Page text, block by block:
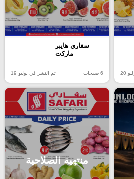
20
سفاري هايبر
ماركت
6 صفحات تم النشر في يوليو 19
منتهية الصلاحية